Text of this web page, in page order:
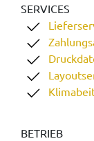
SERVICES
BETRIEB